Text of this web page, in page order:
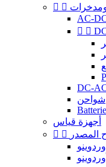
 
AC-
 
DC-
شواحن
أجهزة قياس
 
المصدر
أوردوينو